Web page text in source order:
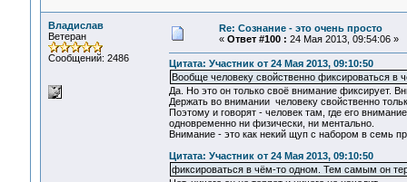
Владислав
Ветеран
Сообщений: 2486
Re: Сознание - это очень просто
« Ответ #100 : 24 Мая 2013, 09:54:06 »
Цитата: Участник от 24 Мая 2013, 09:10:50
Вообще человеку свойственно фиксироваться в
Да. Но это он только своё внимание фиксирует.
Держать во внимании человеку свойственно
Поэтому и говорят - человек там, где его
одновременно ни физически, ни ментально.
Внимание - это как некий щуп с набором в семь
Цитата: Участник от 24 Мая 2013, 09:10:50
фиксироваться в чём-то одном. Тем самым он